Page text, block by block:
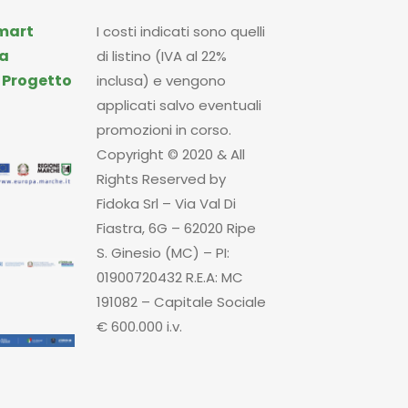
Progetto
I costi indicati sono quelli
di listino (IVA al 22%
inclusa) e vengono
applicati salvo eventuali
promozioni in corso.
Copyright © 2020 & All
Rights Reserved by
Fidoka Srl – Via Val Di
Fiastra, 6G – 62020 Ripe
S. Ginesio (MC) – PI:
01900720432 R.E.A: MC
191082 – Capitale Sociale
€ 600.000 i.v.